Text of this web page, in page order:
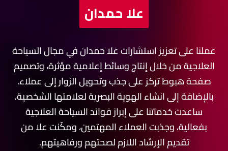
علا حمدان
عملنا على تعزيز استشارات علا حمدان في مجال السياحة
العلاجية من خلال إنتاج وسائط إعلامية مؤثرة، وتصميم
صفحة هبوط تركز على جذب وتحويل الزوار إلى عملاء.
بالإضافة إلى انشاء الهوية البصرية لعلامتها الشخصية،
ساعدت خدماتنا على إبراز فوائد السياحة العلاجية
بفعالية، وجذبت العملاء المهتمين، ومكّنت علا من
تقديم الإرشاد اللازم لصحتهم ورفاهيتهم.